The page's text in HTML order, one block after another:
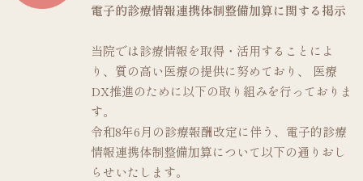
電子的診療情報連携体制整備加算に関する掲示
当院では診療情報を取得・活用することによ
り、質の高い医療の提供に努めており、 医療
DX推進のために以下の取り組みを行っておりま
す。
令和8年6月の診療報酬改定に伴う、電子的診療
情報連携体制整備加算について以下の通りおし
らせいたします。